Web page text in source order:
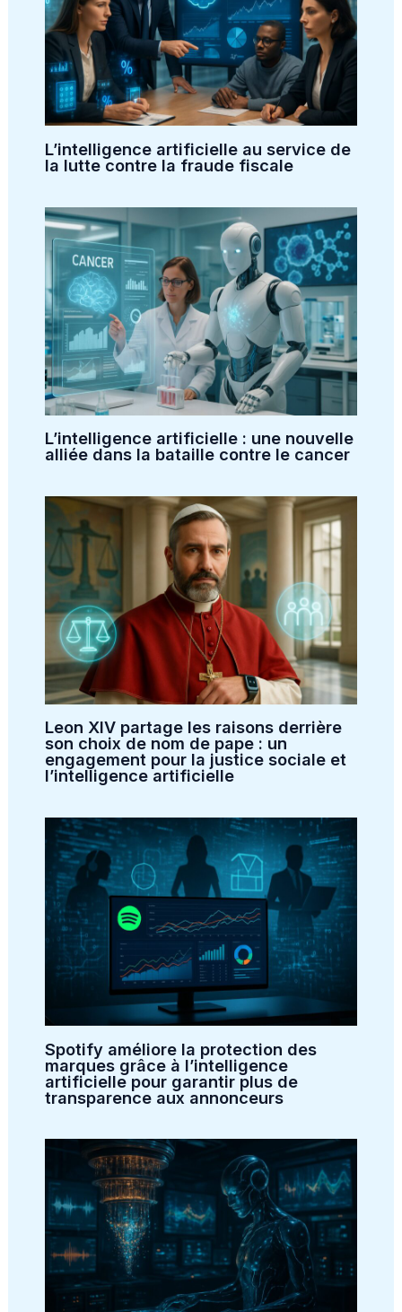
L’intelligence artificielle au service de
la lutte contre la fraude fiscale
L’intelligence artificielle : une nouvelle
alliée dans la bataille contre le cancer
Leon XIV partage les raisons derrière
son choix de nom de pape : un
engagement pour la justice sociale et
l’intelligence artificielle
Spotify améliore la protection des
marques grâce à l’intelligence
artificielle pour garantir plus de
transparence aux annonceurs